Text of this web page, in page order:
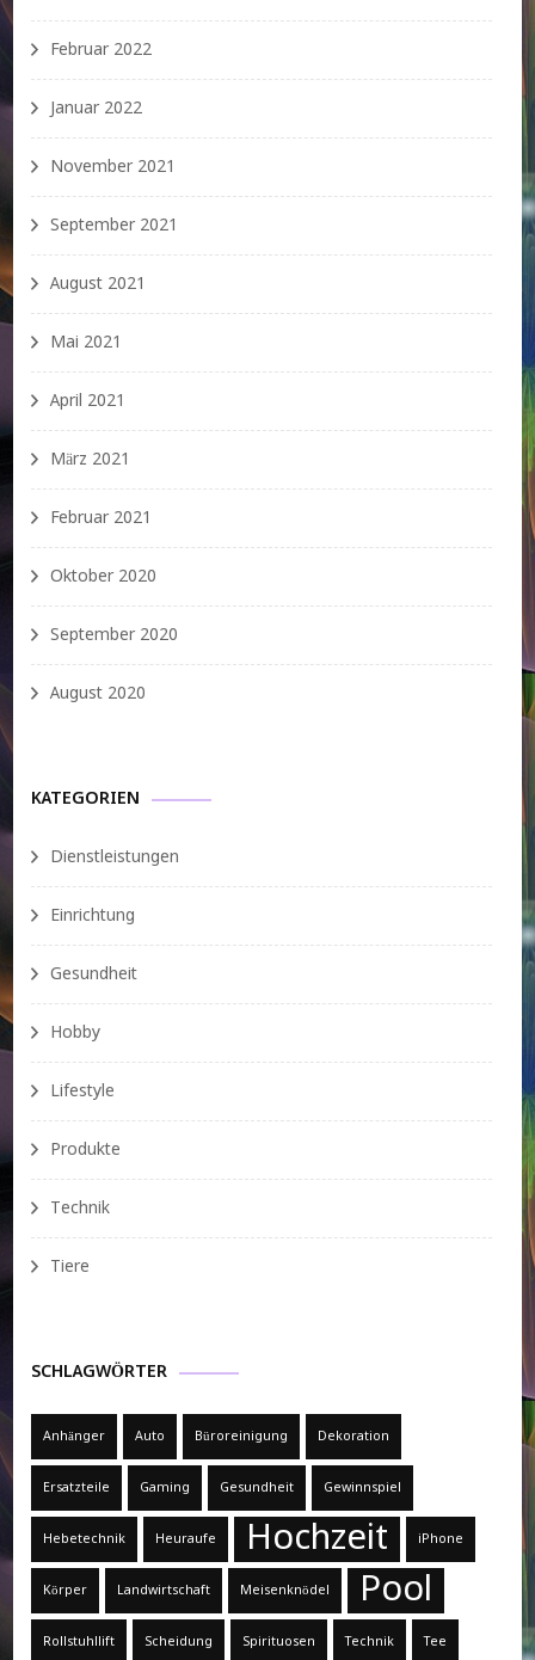
Februar 2022
Januar 2022
November 2021
September 2021
August 2021
Mai 2021
April 2021
März 2021
Februar 2021
Oktober 2020
September 2020
August 2020
KATEGORIEN
Dienstleistungen
Einrichtung
Gesundheit
Hobby
Lifestyle
Produkte
Technik
Tiere
SCHLAGWÖRTER
Anhänger Auto Büroreinigung Dekoration
Ersatzteile Gaming Gesundheit Gewinnspiel
Hebetechnik Heuraufe Hochzeit iPhone
Körper Landwirtschaft Meisenknödel Pool
Rollstuhllift Scheidung Spirituosen Technik Tee